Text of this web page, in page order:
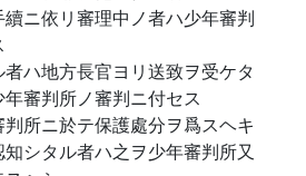
續ニ依リ審理中ノ者ハ少年審判
ハ地方長官ヨリ送致ヲ受ケタ
審判所ノ審判ニ付セス
判所ニ於テ保護處分ヲ爲スヘキ
シタル者ハ之ヲ少年審判所又